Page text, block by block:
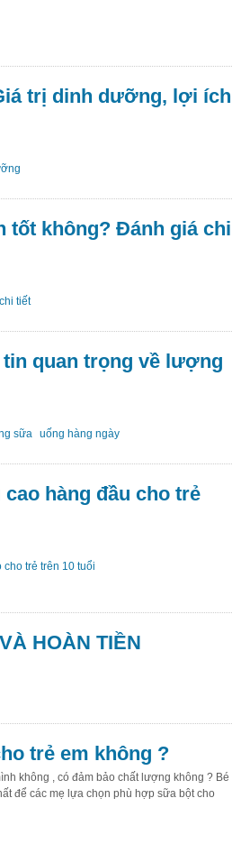
trị dinh dưỡng, lợi ích
tốt không? Đánh giá chi
tiết
quan trọng về lượng
sữa uống hàng ngày
hàng đầu cho trẻ
trẻ trên 10 tuổi
HOÀN TIỀN
trẻ em không ?
không , có đảm bảo chất lượng không ? Bé
để các mẹ lựa chọn phù hợp sữa bột cho